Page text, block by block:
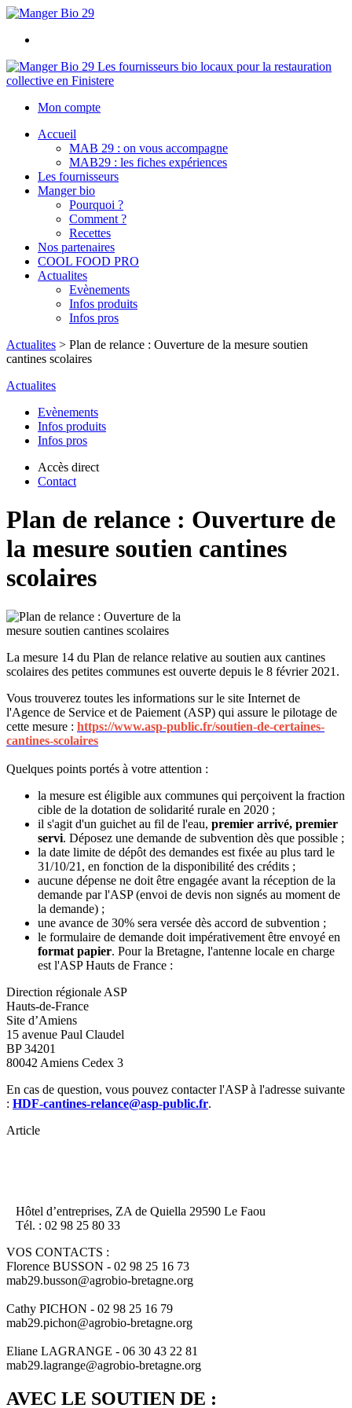
Les fournisseurs bio locaux pour la restauration
collective en Finistere
Mon compte
Accueil
MAB 29 : on vous accompagne
MAB29 : les fiches expériences
Les fournisseurs
Manger bio
Pourquoi ?
Comment ?
Recettes
Nos partenaires
COOL FOOD PRO
Actualites
Evènements
Infos produits
Infos pros
Actualites > Plan de relance : Ouverture de la mesure soutien
cantines scolaires
Actualites
Evènements
Infos produits
Infos pros
Accès direct
Contact
Plan de relance : Ouverture de
la mesure soutien cantines
scolaires
La mesure 14 du Plan de relance relative au soutien aux cantines
scolaires des petites communes est ouverte depuis le 8 février 2021.
Vous trouverez toutes les informations sur le site Internet de
l'Agence de Service et de Paiement (ASP) qui assure le pilotage de
cette mesure : https://www.asp-public.fr/soutien-de-certaines-
cantines-scolaires
Quelques points portés à votre attention :
la mesure est éligible aux communes qui perçoivent la fraction
cible de la dotation de solidarité rurale en 2020 ;
il s'agit d'un guichet au fil de l'eau, premier arrivé, premier
servi. Déposez une demande de subvention dès que possible ;
la date limite de dépôt des demandes est fixée au plus tard le
31/10/21, en fonction de la disponibilité des crédits ;
aucune dépense ne doit être engagée avant la réception de la
demande par l'ASP (envoi de devis non signés au moment de
la demande) ;
une avance de 30% sera versée dès accord de subvention ;
le formulaire de demande doit impérativement être envoyé en
format papier. Pour la Bretagne, l'antenne locale en charge
est l'ASP Hauts de France :
Direction régionale ASP
Hauts-de-France
Site d’Amiens
15 avenue Paul Claudel
BP 34201
80042 Amiens Cedex 3
En cas de question, vous pouvez contacter l'ASP à l'adresse suivante
: HDF-cantines-relance@asp-public.fr.
Article
Hôtel d’entreprises, ZA de Quiella 29590 Le Faou
Tél. : 02 98 25 80 33
VOS CONTACTS :
Florence BUSSON - 02 98 25 16 73
mab29.busson@agrobio-bretagne.org
Cathy PICHON - 02 98 25 16 79
mab29.pichon@agrobio-bretagne.org
Eliane LAGRANGE - 06 30 43 22 81
mab29.lagrange@agrobio-bretagne.org
AVEC LE SOUTIEN DE :